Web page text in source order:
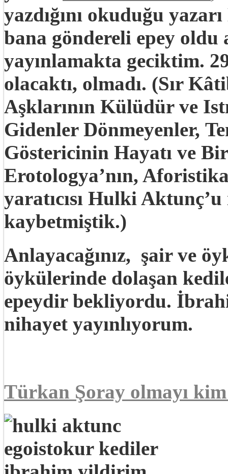
yazdığını okuduğu
bana göndereli epey oldu
yayınlamakta geciktim.
olacaktı, olmadı. (Sır
Aşklarının Külüdür ve
Gidenler Dönmeyenler,
Göstericinin Hayatı ve Bir
Erotologya’nın,
yaratıcısı Hulki
kaybetmiştik.)
Anlayacağınız, şair ve
öykülerinde dolaşan
epeydir bekliyordu.
nihayet yayınlıyorum.
Türkan Şoray olmayı kim